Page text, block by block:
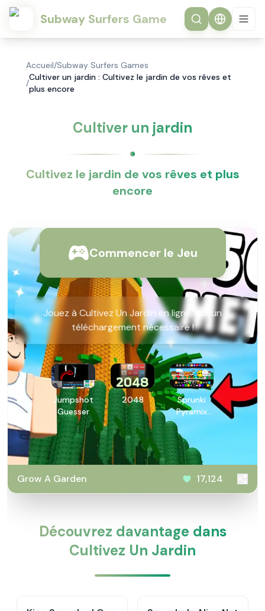
Subway Surfers Game
Accueil/Subway Surfers Games
/
Cultiver un jardin : Cultivez le jardin de vos rêves et
plus encore
Cultiver un jardin
Cultivez le jardin de vos rêves et plus
encore
Commencer le Jeu
Jouez à Cultivez Un Jardin en ligne, aucun
téléchargement nécessaire !
Jumpshot
Guesser
2048
Sprunki
Pyramix
PovPoptyr
Grow A Garden 17,124
Découvrez davantage dans
Cultivez Un Jardin